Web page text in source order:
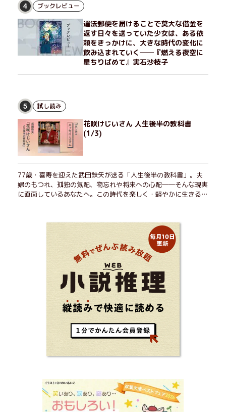
恵弥は、まるで影のような存在の博士とまみえることはできるの
か？ そして、唄の歌詞「かたむくマリア」に込められた秘密と
は？ 謎めいたラストが鮮烈な余韻を残すシリーズ第四作！
4 ブックレビュー
違法郵便を届けることで莫大な借金を
返す日々を送っていた少女は、ある依
頼をきっかけに、大きな時代の変化に
飲み込まれていく──『燃える夜空に
星ちりばめて』実石沙枝子
5 試し読み
花咲けじいさん 人生後半の教科書
(1/3)
77歳・喜寿を迎えた武田鉄矢が送る「人生後半の教科書」。夫
婦のもつれ、孤独の気配、物忘れや将来への心配――そんな現実
に直面しているあなたへ。この時代を楽しく・軽やかに生きるヒ
ら！ 読むだけで前向きになれる一冊。